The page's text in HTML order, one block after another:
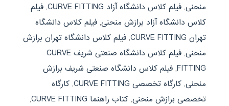
منحنی, فیلم کلاس دانشگاه آزاد CURVE FITTING , فیلم
کلاس دانشگاه آزاد برازش منحنی, فیلم کلاس دانشگاه
تهران CURVE FITTING
, فیلم کلاس دانشگاه تهران برازش
منحنی,
فیلم کلاس دانشگاه صنعتی شریف CURVE
FITTING
, فیلم کلاس دانشگاه صنعتی شریف برازش
منحنی, کارگاه تخصصی CURVE FITTING , کارگاه
تخصصی برازش منحنی, کتاب راهنما CURVE FITTING
,